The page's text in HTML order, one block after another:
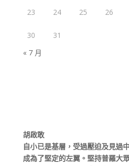
23 24 25 26
30
31
« 7 月
胡啟敢
自小已是基層，受過壓迫及見過
成為了堅定的左翼。堅持普羅大